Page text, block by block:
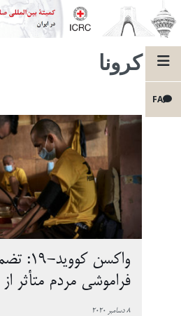
FA
کرونا
واکسن
فراموشی مردم متأثر
8 دسامبر 2020